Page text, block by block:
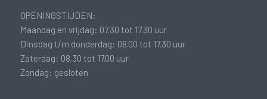
OPENINGSTIJDEN:
Maandag en vrijdag: 07.30 tot 17.30 uur
Dinsdag t/m donderdag: 08.00 tot 17.30 uur
Zaterdag: 08.30 tot 17.00 uur
Zondag: gesloten